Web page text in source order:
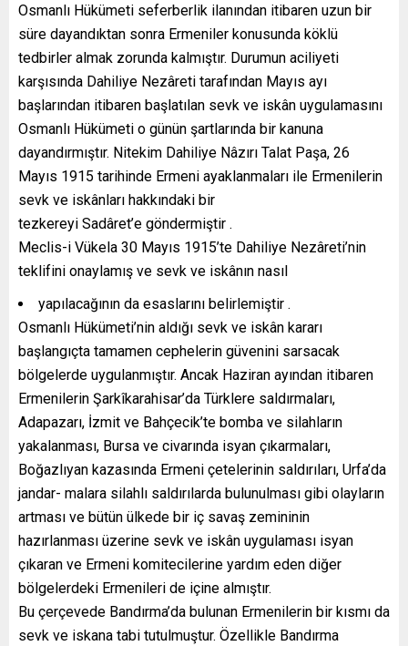
Osmanlı Hükümeti seferberlik ilanından itibaren uzun bir
süre dayandıktan sonra Ermeniler konusunda köklü
tedbirler almak zorunda kalmıştır. Durumun aciliyeti
karşısında Dahiliye Nezâreti tarafından Mayıs ayı
başlarından itibaren başlatılan sevk ve iskân uygulamasını
Osmanlı Hükümeti o günün şartlarında bir kanuna
dayandırmıştır. Nitekim Dahiliye Nâzırı Talat Paşa, 26
Mayıs 1915 tarihinde Ermeni ayaklanmaları ile Ermenilerin
sevk ve iskânları hakkındaki bir
tezkereyi Sadâret’e göndermiştir .
Meclis-i Vükela 30 Mayıs 1915’te Dahiliye Nezâreti’nin
teklifini onaylamış ve sevk ve iskânın nasıl
yapılacağının da esaslarını belirlemiştir .
Osmanlı Hükümeti’nin aldığı sevk ve iskân kararı
başlangıçta tamamen cephelerin güvenini sarsacak
bölgelerde uygulanmıştır. Ancak Haziran ayından itibaren
Ermenilerin Şarkîkarahisar’da Türklere saldırmaları,
Adapazarı, İzmit ve Bahçecik’te bomba ve silahların
yakalanması, Bursa ve civarında isyan çıkarmaları,
Boğazlıyan kazasında Ermeni çetelerinin saldırıları, Urfa’da
jandar- malara silahlı saldırılarda bulunulması gibi olayların
artması ve bütün ülkede bir iç savaş zemininin
hazırlanması üzerine sevk ve iskân uygulaması isyan
çıkaran ve Ermeni komitecilerine yardım eden diğer
bölgelerdeki Ermenileri de içine almıştır.
Bu çerçevede Bandırma’da bulunan Ermenilerin bir kısmı da
sevk ve iskana tabi tutulmuştur. Özellikle Bandırma